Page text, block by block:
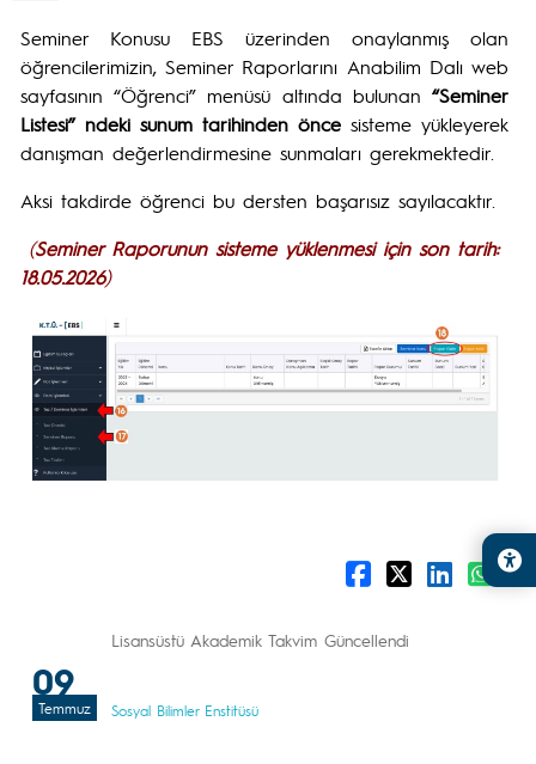
Seminer Konusu EBS üzerinden onaylanmış olan
öğrencilerimizin, Seminer Raporlarını Anabilim Dalı web
sayfasının “Öğrenci” menüsü altında bulunan “Seminer
Listesi” ndeki sunum tarihinden önce sisteme yükleyerek
danışman değerlendirmesine sunmaları gerekmektedir.
Aksi takdirde öğrenci bu dersten başarısız sayılacaktır.
(Seminer Raporunun sisteme yüklenmesi için son tarih:
18.05.2026)
09
Temmuz
Lisansüstü Akademik Takvim Güncellendi
Sosyal Bilimler Enstitüsü